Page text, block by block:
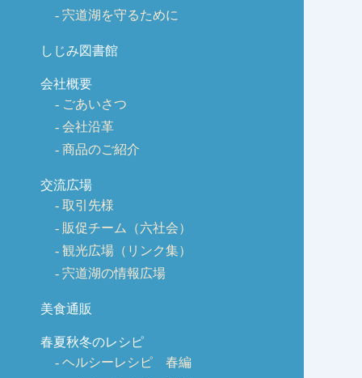
宍道湖を守るために
しじみ図書館
会社概要
ごあいさつ
会社沿革
商品のご紹介
交流広場
取引先様
販促チーム（六社会）
観光広場（リンク集）
宍道湖の情報広場
美食通販
春夏秋冬のレシピ
ヘルシーレシピ 春編